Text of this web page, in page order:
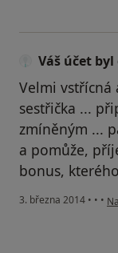
Váš účet
Velmi
sestřička ...
zmíněným ...
a pomůže,
bonus,
3. března 2014 • • •